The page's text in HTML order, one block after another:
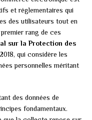
et réglementaires qui
des utilisateurs tout en
rang de ces
sur la Protection des
qui considère les
personnelles méritant
des données de
fondamentaux.